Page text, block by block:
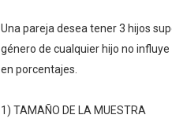
DESCARGAR
VISITA ESTAS
DESCARGA
DESCARGA
Una pareja desea tener 3 hijos
género de cualquier hijo no
en porcentajes.
1) TAMAÑO DE LA MUESTRA